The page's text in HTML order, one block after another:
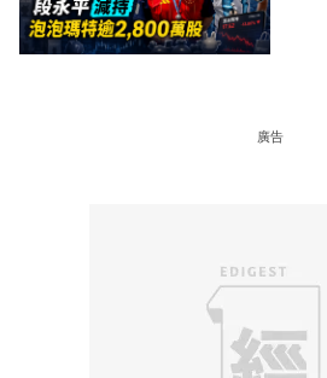
廣告